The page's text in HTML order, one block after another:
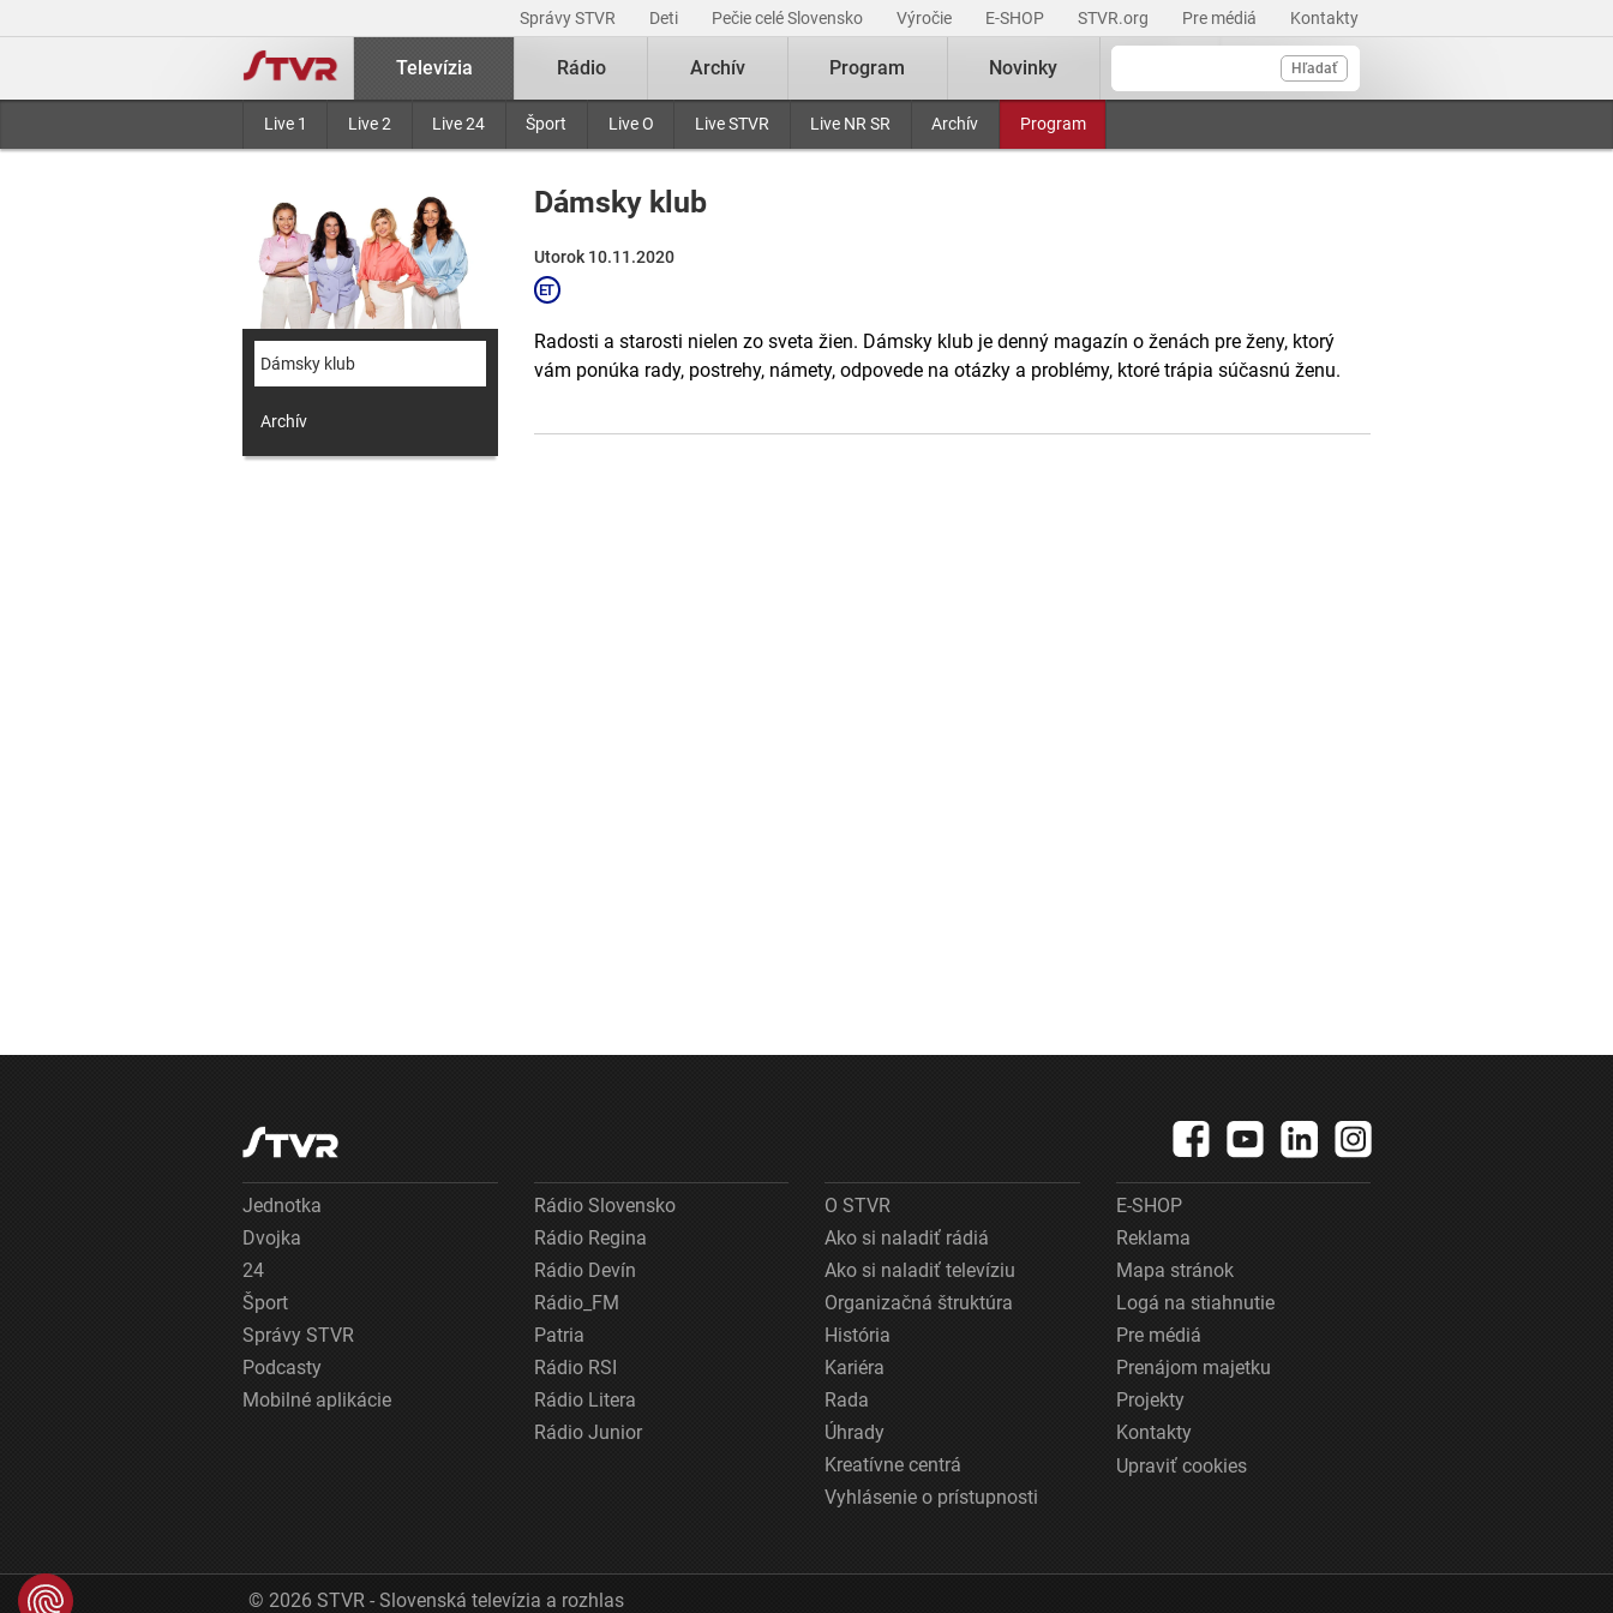
Správy STVR Deti Pečie celé Slovensko Výročie E-SHOP STVR.org Pre médiá Kontakty
Hľadať
Televízia
Live 1 Live 2 Live 24 Šport Live O Live STVR Live NR SR Archív Program
Rádio Archív Program Novinky
Dámsky klub
Archív
Dámsky klub
Utorok 10.11.2020
Radosti a starosti nielen zo sveta žien. Dámsky klub je denný magazín o ženách pre ženy, ktorý
vám ponúka rady, postrehy, námety, odpovede na otázky a problémy, ktoré trápia súčasnú ženu.
Jednotka
Dvojka
24
Šport
Správy STVR
Podcasty
Mobilné aplikácie
Rádio Slovensko
Rádio Regina
Rádio Devín
Rádio_FM
Patria
Rádio RSI
Rádio Litera
Rádio Junior
O STVR
Ako si naladiť rádiá
Ako si naladiť televíziu
Organizačná štruktúra
História
Kariéra
Rada
Úhrady
Kreatívne centrá
Vyhlásenie o prístupnosti
E-SHOP
Reklama
Mapa stránok
Logá na stiahnutie
Pre médiá
Prenájom majetku
Projekty
Kontakty
Upraviť cookies
© 2026 STVR - Slovenská televízia a rozhlas